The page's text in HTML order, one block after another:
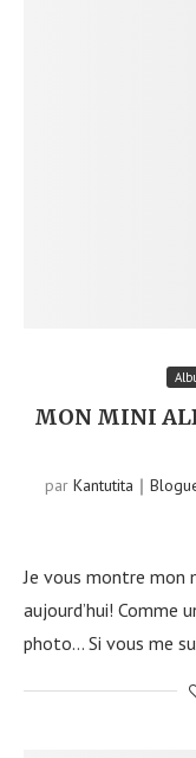
MON MINI
par Kantutita｜
Je vous montre mon
aujourd’hui! Comme
photo… Si vous me